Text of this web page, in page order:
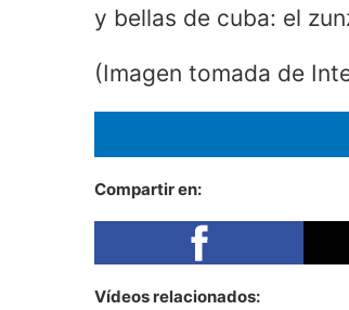
y bellas de cuba: el
(Imagen tomada de
Compartir en:
Vídeos relacionados: